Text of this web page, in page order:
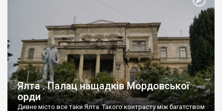
Ялта . Палац нащадків Мордовської
орди
Дивне місто все таки Ялта. Такого контрасту між багатством